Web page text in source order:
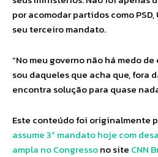
por acomodar partidos como
seu terceiro mandato.
“No meu governo não há medo
sou daqueles que acha que, fora
encontra solução para quase
Este conteúdo foi originalmente
assume 3º mandato hoje com
ampla no Congressono site CNN